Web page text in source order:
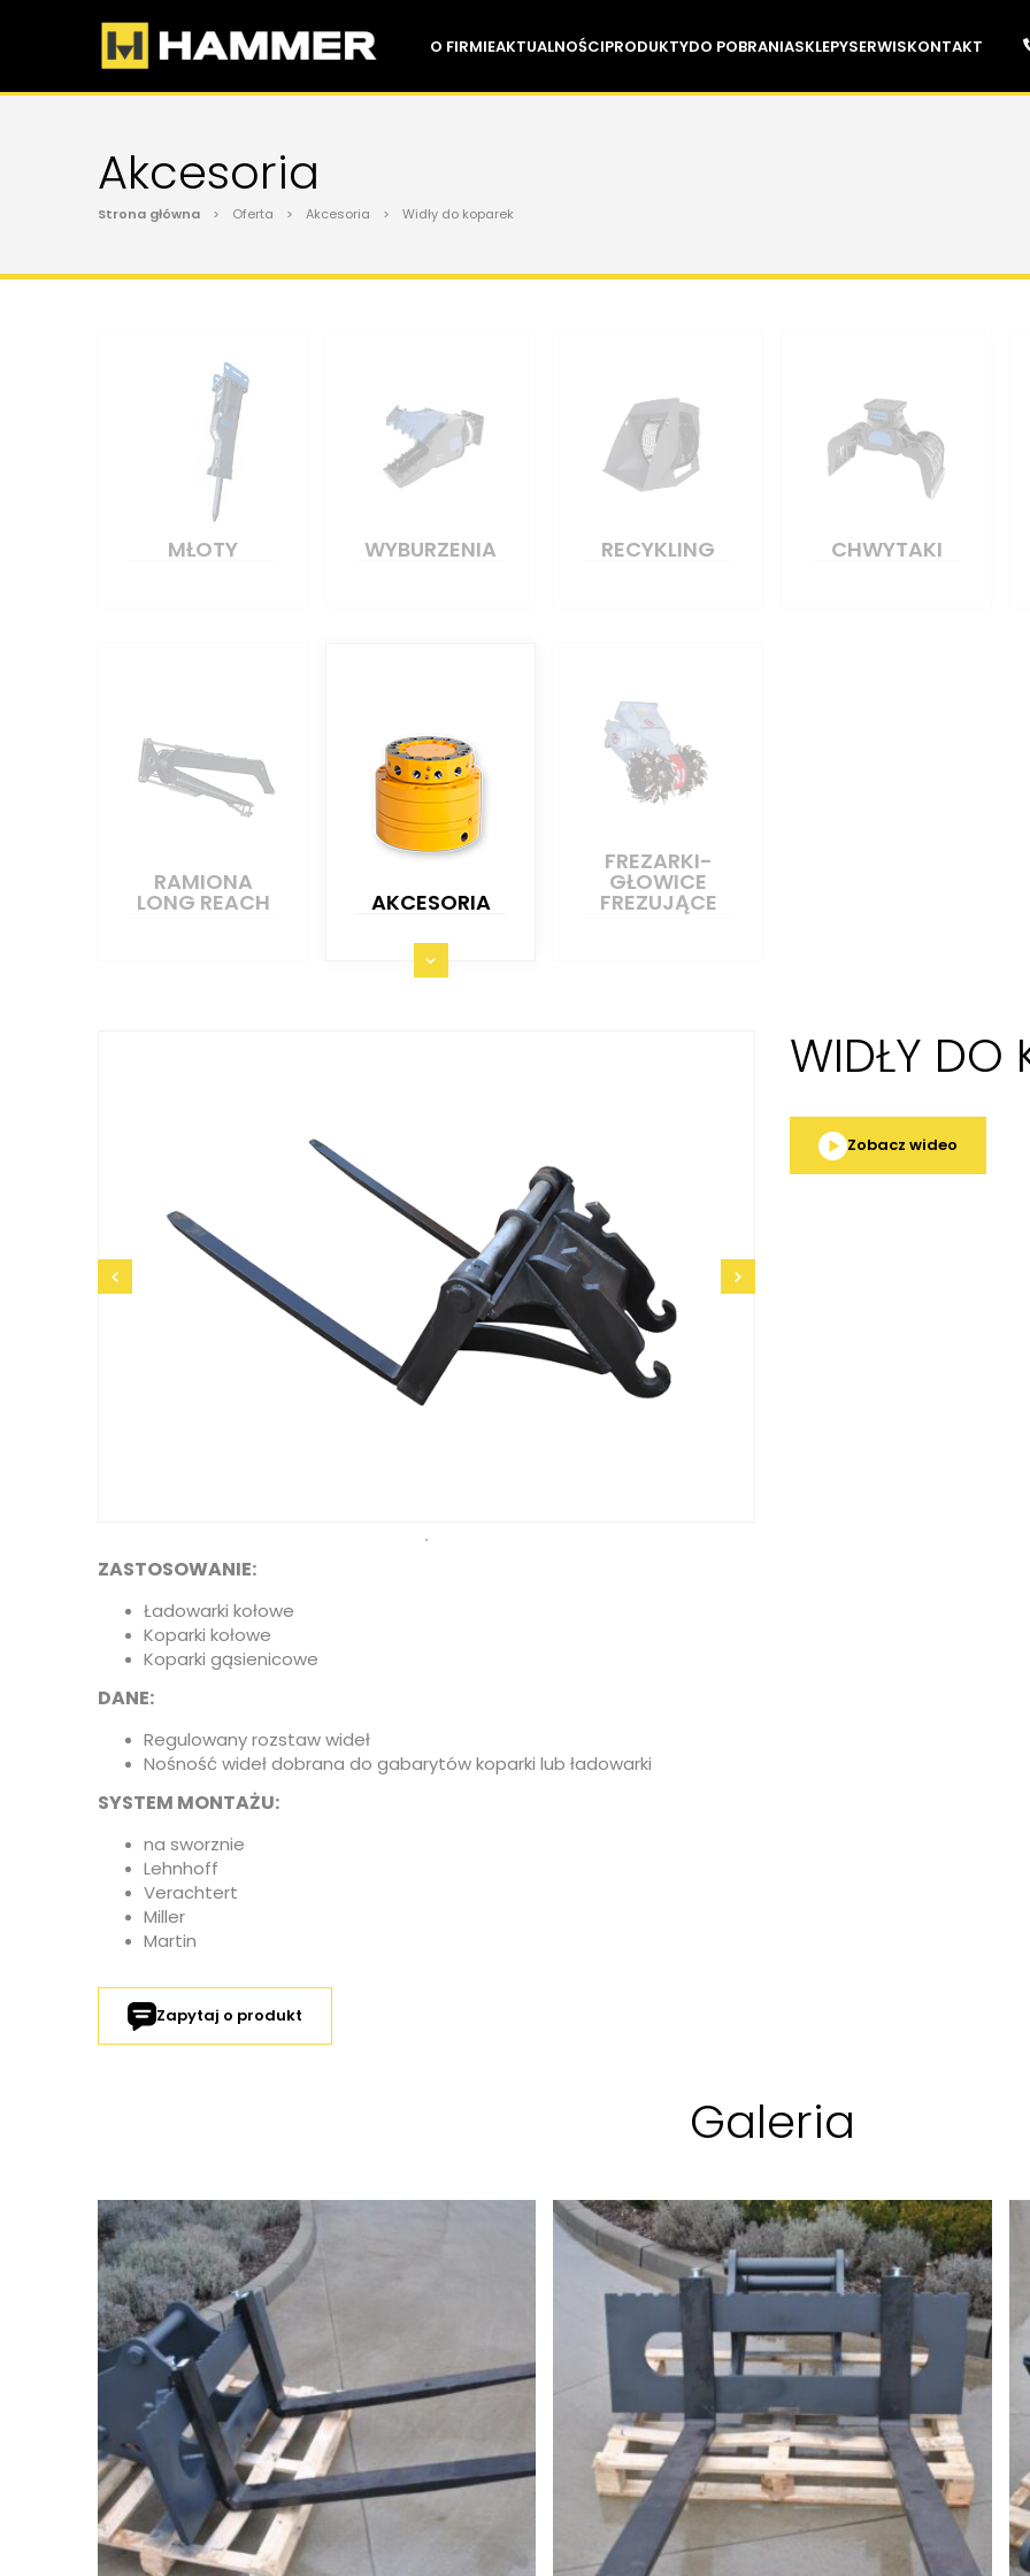
O FIRMIEAKTUALNOŚCIPRODUKTYDO POBRANIASKLEPYSERWISKONTAKT
Akcesoria
Strona główna > Oferta > Akcesoria > Widły do koparek
MŁOTY WYBURZENIA RECYKLING CHWYTAKI
RAMIONA
LONG REACH AKCESORIA
FREZARKI-
GŁOWICE
FREZUJĄCE
ZASTOSOWANIE:
Ładowarki kołowe
Koparki kołowe
Koparki gąsienicowe
DANE:
Regulowany rozstaw wideł
Nośność wideł dobrana do gabarytów koparki lub ładowarki
SYSTEM MONTAŻU:
na sworznie
Lehnhoff
Verachtert
Miller
Martin
Zapytaj o produkt
WIDŁY DO
Zobacz wideo
Galeria